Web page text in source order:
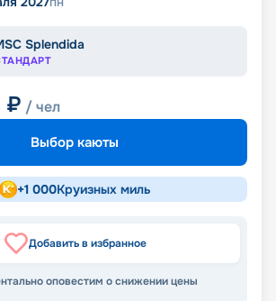
Splendida
₽ / чел
Выбор каюты
+1 000Круизных миль
Добавить в избранное
оповестим о снижении цены